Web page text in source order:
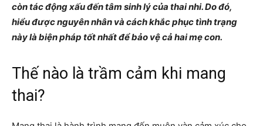
còn tác động xấu đến tâm sinh lý của thai nhi. Do đó,
hiểu được nguyên nhân và cách khắc phục tình trạng
này là biện pháp tốt nhất để bảo vệ cả hai mẹ con.
Thế nào là trầm cảm khi mang
thai?